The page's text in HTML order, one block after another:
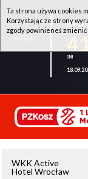
WKK
WKK Active
Hotel Wrocław
Ta strona używa cookies
Korzystając ze strony
zgody powinieneś